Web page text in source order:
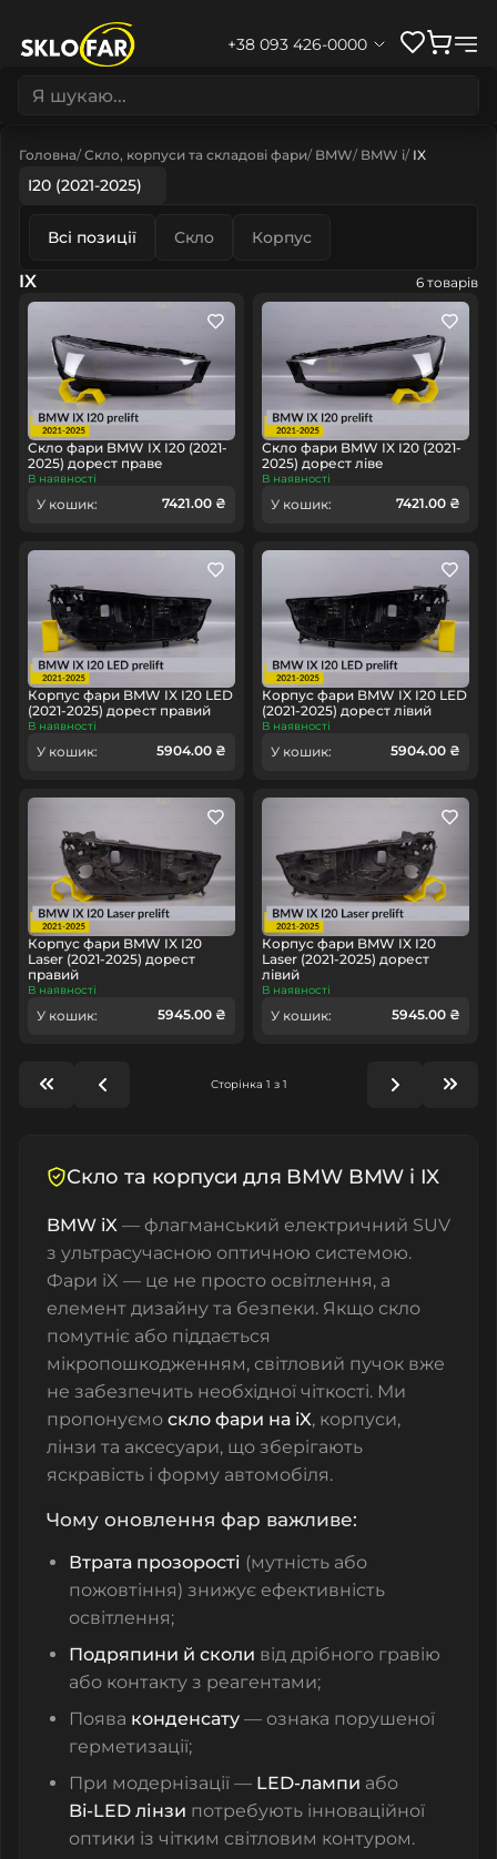
+38 093 426-0000
Головна Скло, корпуси та складові фари BMW BMW i IX
I20 (2021-2025)
Всі позиції Скло Корпус
IX 6 товарів
Скло фари BMW IX I20 (2021-
2025) дорест праве
В наявності
У кошик: 7421.00 ₴
Скло фари BMW IX I20 (2021-
2025) дорест ліве
В наявності
У кошик: 7421.00 ₴
Корпус фари BMW IX I20 LED
(2021-2025) дорест правий
В наявності
У кошик: 5904.00 ₴
Корпус фари BMW IX I20 LED
(2021-2025) дорест лівий
В наявності
У кошик: 5904.00 ₴
Корпус фари BMW IX I20
Laser (2021-2025) дорест
правий
В наявності
У кошик: 5945.00 ₴
Корпус фари BMW IX I20
Laser (2021-2025) дорест
лівий
В наявності
У кошик: 5945.00 ₴
Сторінка 1 з 1
Скло та корпуси для BMW BMW i IX
BMW iX — флагманський електричний SUV
з ультрасучасною оптичною системою.
Фари iX — це не просто освітлення, а
елемент дизайну та безпеки. Якщо скло
помутніє або піддається
мікропошкодженням, світловий пучок вже
не забезпечить необхідної чіткості. Ми
пропонуємо скло фари на iX, корпуси,
лінзи та аксесуари, що зберігають
яскравість і форму автомобіля.
Чому оновлення фар важливе:
Втрата прозорості (мутність або
пожовтіння) знижує ефективність
освітлення;
Подряпини й сколи від дрібного гравію
або контакту з реагентами;
Поява конденсату — ознака порушеної
герметизації;
При модернізації — LED‑лампи або
Bi‑LED лінзи потребують інноваційної
оптики із чітким світловим контуром.